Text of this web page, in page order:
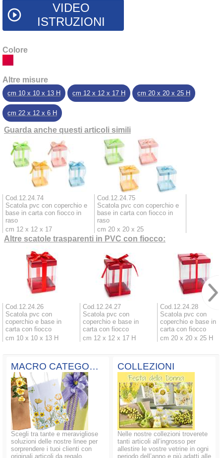
play_circle_outline
VIDEO
ISTRUZIONI
Colore
Altre misure
cm 10 x 10 x 13 H cm 12 x 12 x 17 H cm 20 x 20 x 25 H
cm 22 x 12 x 6 H
Guarda anche questi articoli simili
Cod.12.24.74
Scatola pvc con coperchio e
base in carta con fiocco in
raso
cm 12 x 12 x 17
Cod.12.24.75
Scatola pvc con coperchio e
base in carta con fiocco in
raso
cm 20 x 20 x 25
Altre scatole trasparenti in PVC con fiocco:
Cod.12.24.26
Scatola pvc con
coperchio e base in
carta con fiocco
cm 10 x 10 x 13 H
Cod.12.24.27
Scatola pvc con
coperchio e base in
carta con fiocco
cm 12 x 12 x 17 H
Cod.12.24.28
Scatola pvc con
coperchio e base in
carta con fiocco
cm 20 x 20 x 25 H
MACRO CATEGORIE
Scegli tra tante e meravigliose
soluzioni delle nostre linee per
sorprendere i tuoi clienti con
originali articoli da regalo.
COLLEZIONI
Nelle nostre collezioni troverete
tanti articoli all’ingrosso per
allestire le vostre vetrine in ogni
periodo dell’anno e più adatti alle